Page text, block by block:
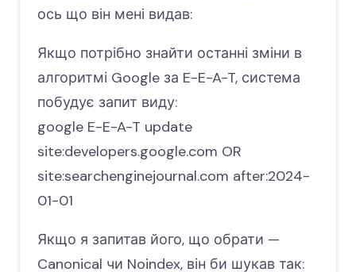
ось що він мені видав:
Якщо потрібно знайти останні зміни в
алгоритмі Google за E-E-A-T, система
побудує запит виду:
google E-E-A-T update
site:developers.google.com OR
site:searchenginejournal.com after:2024-
01-01
Якщо я запитав його, що обрати —
Canonical чи Noindex, він би шукав так: